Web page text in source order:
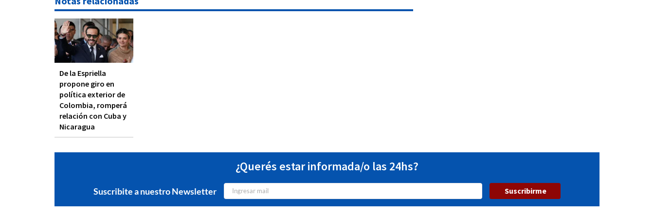
De la Espriella
propone giro en
política exterior de
Colombia, romperá
relación con Cuba y
Nicaragua
¿Querés estar informada/o las 24hs?
Suscribite a nuestro Newsletter Suscribirme